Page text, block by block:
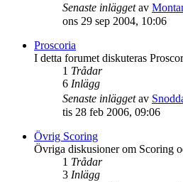
Senaste inläggetav
ons 29 sep 2004, 10:06
Proscoria
I detta forumet diskuteras
1 Trådar
6 Inlägg
Senaste inläggetav
tis 28 feb 2006, 09:06
Övrig Scoring
Övriga diskusioner om Scoring
1 Trådar
3 Inlägg